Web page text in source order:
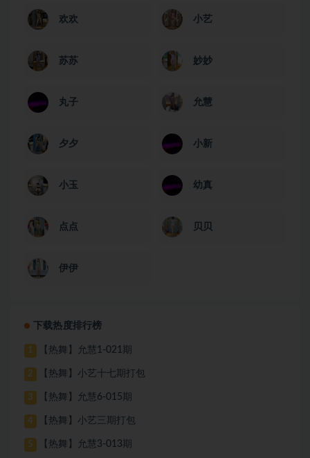
欢欢 小艺
苏苏 妙妙
丸子 允慧
夕夕 小新
小玉 幼真
点点 贝贝
伊伊
下载热度排行榜
1 【热舞】允慧1-021期
2 【热舞】小艺十七期打包
3 【热舞】允慧6-015期
4 【热舞】小艺三期打包
5 【热舞】允慧3-013期